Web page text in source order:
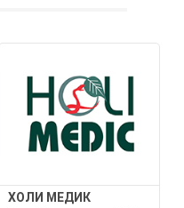
ХОЛИ МЕДИК